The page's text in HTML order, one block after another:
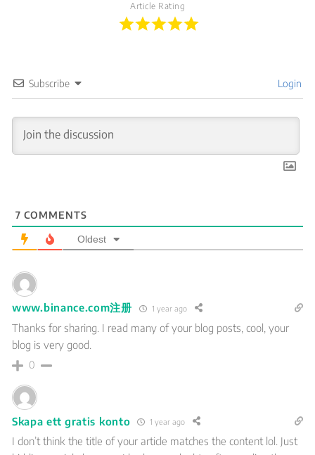
Article Rating
Subscribe Login
7 COMMENTS
Oldest
www.binance.com注册 1 year ago
Thanks for sharing. I read many of your blog posts, cool, your
blog is very good.
0
Skapa ett gratis konto 1 year ago
I don’t think the title of your article matches the content lol. Just